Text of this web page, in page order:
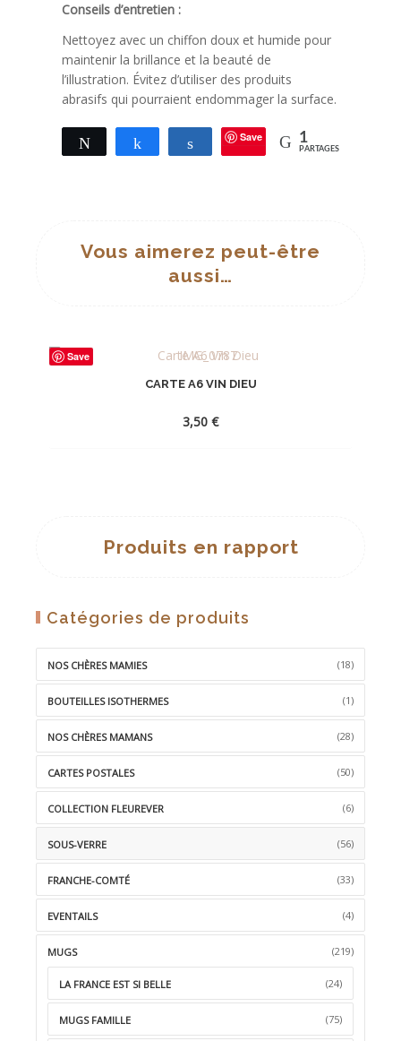
Conseils d’entretien :
Nettoyez avec un chiffon doux et humide pour
maintenir la brillance et la beauté de
l’illustration. Évitez d’utiliser des produits
abrasifs qui pourraient endommager la surface.
Tweetez Partagez Partagez
Save 1
PARTAGES
Vous aimerez peut-être
aussi…
Save
CARTE A6 VIN DIEU
3,50 €
WISHLIST
Produits en rapport
Catégories de produits
NOS CHÈRES MAMIES (18)
BOUTEILLES ISOTHERMES (1)
NOS CHÈRES MAMANS (28)
CARTES POSTALES (50)
COLLECTION FLEUREVER (6)
SOUS-VERRE (56)
FRANCHE-COMTÉ (33)
EVENTAILS (4)
MUGS (219)
LA FRANCE EST SI BELLE (24)
MUGS FAMILLE (75)